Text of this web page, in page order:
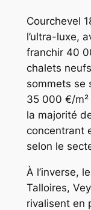
Courchevel
l’ultra-luxe,
franchir 40
chalets
sommets se
35 000 €/
la majorité
concentrant
selon le
À l’inverse,
Talloires,
rivalisent en